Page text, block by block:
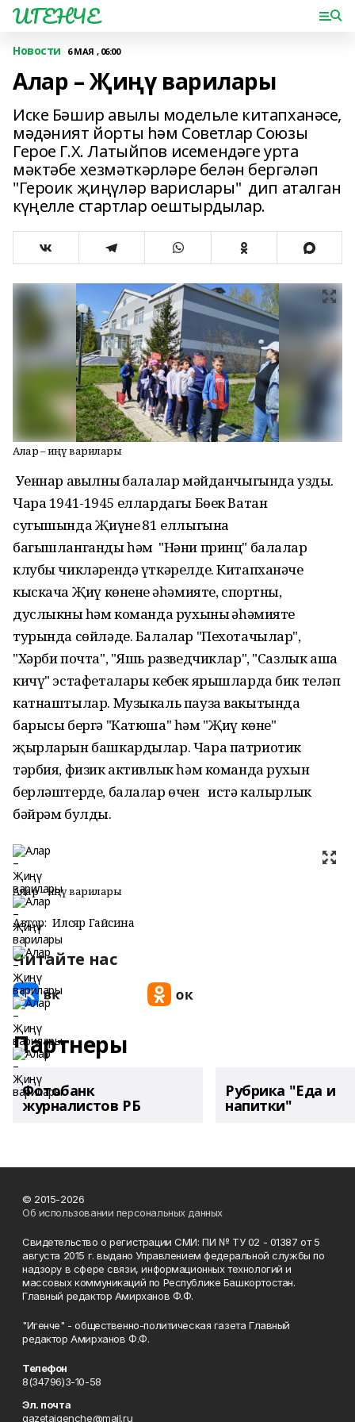
ИГЕНЧЕ
Новости 6 МАЯ , 06:00
Алар – Җиңү варилары
Иске Бәшир авылы модельле китапханәсе,
мәдәният йорты һәм Советлар Союзы
Герое Г.Х. Латыйпов исемендәге урта
мәктәбе хезмәткәрләре белән бергәләп
"Героик җиңүләр варислары" дип аталган
күңелле стартлар оештырдылар.
Алар – Җиңү варилары
Уеннар авылның балалар мәйданчыгында узды.
Чара 1941-1945 еллардагы Бөек Ватан
сугышында Җиңүнең 81 еллыгына
багышланганды һәм "Нәни принц" балалар
клубы чикләрендә үткәрелде. Китапханәче
кыскача Җиңү көненең әһәмияте, спортның,
дуслыкның һәм команда рухының әһәмияте
турында сөйләде. Балалар "Пехотачылар",
"Хәрби почта", "Яшь разведчиклар", "Сазлык аша
кичү" эстафеталары кебек ярышларда бик теләп
катнаштылар. Музыкаль пауза вакытында
барысы бергә "Катюша" һәм "Җиңү көне"
җырларын башкардылар. Чара патриотик
тәрбия, физик активлык һәм команда рухын
берләштерде, балалар өчен истә калырлык
бәйрәм булды.
Алар – Җиңү варилары
Автор: Илсөяр Гайсина
Читайте нас
Партнеры
Фотобанк
журналистов РБ
Рубрика "Еда и
напитки"
© 2015-2026
Об использовании персональных данных
Свидетельство о регистрации СМИ: ПИ № ТУ 02 - 01387 от 5
августа 2015 г. выдано Управлением федеральной службы по
надзору в сфере связи, информационных технологий и
массовых коммуникаций по Республике Башкортостан.
Главный редактор Амирханов Ф.Ф.
"Игенче" - общественно-политическая газета Главный
редактор Амирханов Ф.Ф.
Телефон
8(34796)3-10-58
Эл. почта
gazetaigenche@mail.ru